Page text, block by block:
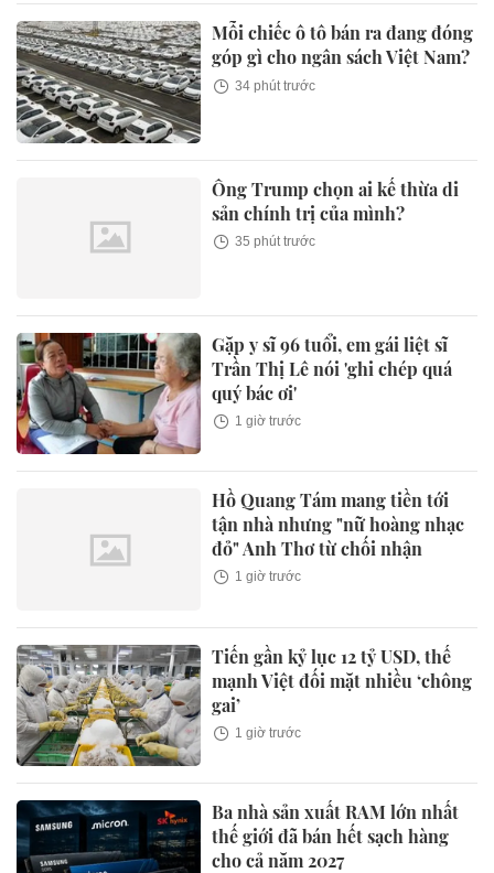
Mỗi chiếc ô tô bán ra đang đóng
góp gì cho ngân sách Việt Nam?
34 phút trước
Ông Trump chọn ai kế thừa di
sản chính trị của mình?
35 phút trước
Gặp y sĩ 96 tuổi, em gái liệt sĩ
Trần Thị Lê nói 'ghi chép quá
quý bác ơi'
1 giờ trước
Hồ Quang Tám mang tiền tới
tận nhà nhưng "nữ hoàng nhạc
đỏ" Anh Thơ từ chối nhận
1 giờ trước
Tiến gần kỷ lục 12 tỷ USD, thế
mạnh Việt đối mặt nhiều ‘chông
gai’
1 giờ trước
Ba nhà sản xuất RAM lớn nhất
thế giới đã bán hết sạch hàng
cho cả năm 2027